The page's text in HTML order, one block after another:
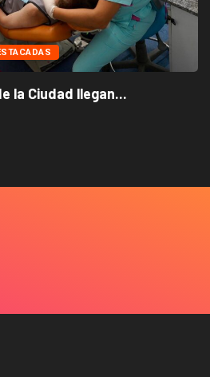
la Ciudad llegan...